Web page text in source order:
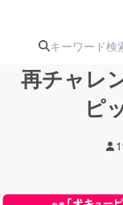
再チャレ
ピ